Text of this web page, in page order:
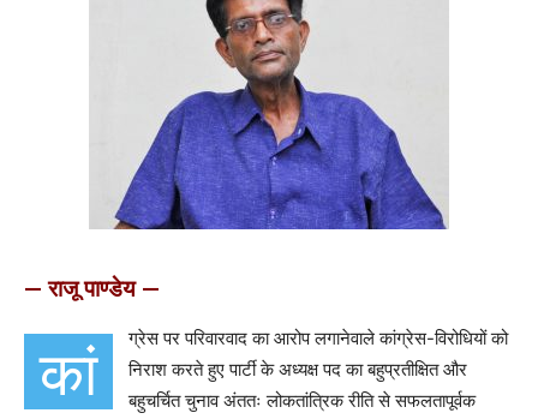
— राजू पाण्डेय —
कां
ग्रेस पर परिवारवाद का आरोप लगानेवाले कांग्रेस-विरोधियों को
निराश करते हुए पार्टी के अध्यक्ष पद का बहुप्रतीक्षित और
बहुचर्चित चुनाव अंततः लोकतांत्रिक रीति से सफलतापूर्वक